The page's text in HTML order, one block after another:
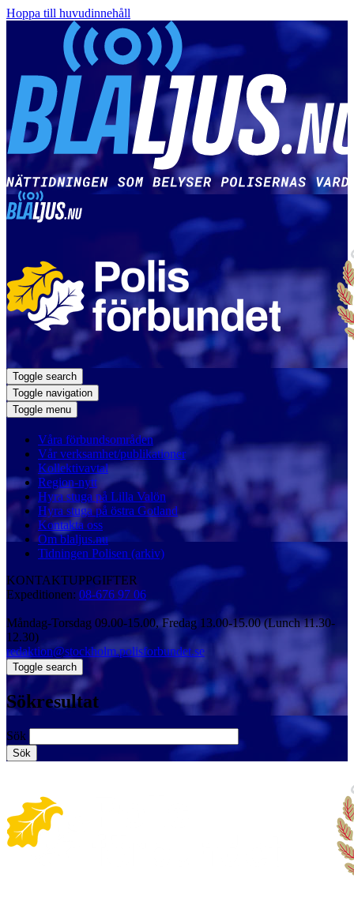
Hoppa till huvudinnehåll
Toggle search
Toggle navigation
Toggle menu
Våra förbundsområden
Vår verksamhet/publikationer
Kollektivavtal
Region-nytt
Hyra stuga på Lilla Valön
Hyra stuga på östra Gotland
Kontakta oss
Om blaljus.nu
Tidningen Polisen (arkiv)
KONTAKTUPPGIFTER
Expeditionen: 08-676 97 06
Måndag-Torsdag 09.00-15.00, Fredag 13.00-15.00 (Lunch 11.30-
12.30)
redaktion@stockholm.polisforbundet.se
Toggle search
Sökresultat
Sök